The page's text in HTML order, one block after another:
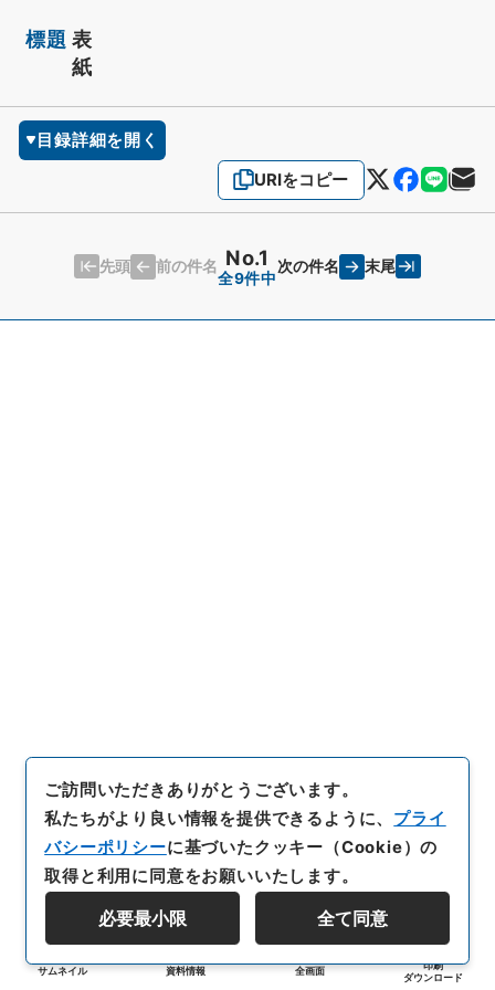
標題 表
紙
目録詳細を開く
URIをコピー
先頭 前の件名 No.1
全9件中
次の件名 末尾
サムネイル 資料情報 全画面
印刷
ダウンロード
ご訪問いただきありがとうございます。
私たちがより良い情報を提供できるように、 プライ
バシーポリシーに基づいたクッキー（Cookie）の
取得と利用に同意をお願いいたします。
必要最小限 全て同意